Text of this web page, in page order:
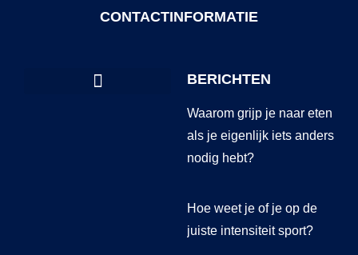
CONTACTINFORMATIE
BERICHTEN
Waarom grijp je naar eten
als je eigenlijk iets anders
nodig hebt?
Hoe weet je of je op de
juiste intensiteit sport?